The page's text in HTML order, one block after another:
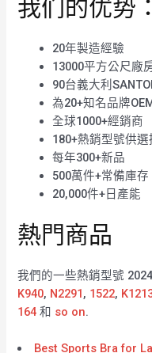
我们的优势：
20年製造經驗
13000平方公尺廠
90台義大利
為20+知名品牌
全球1000+經銷商
180+熱銷型號供選
每年300+新品
500萬件+常備庫存
20,000件+日產能
熱門商品
我們的一些熱銷型號
K940, N2291, 1522,
164 和 so on.
Best Sports Bra for